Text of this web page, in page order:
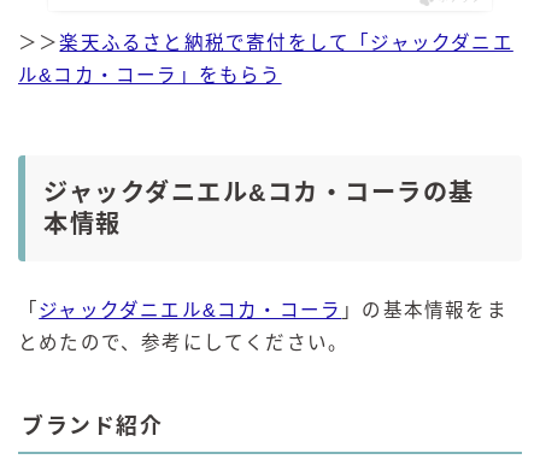
＞＞楽天ふるさと納税で寄付をして「ジャックダニエ
ル&コカ・コーラ」をもらう
ジャックダニエル&コカ・コーラの基
本情報
「 ジャックダニエル&コカ・コーラ 」の基本情報をま
とめたので、参考にしてください。
ブランド紹介